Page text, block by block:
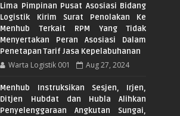
Lima Pimpinan Pusat Asosiasi Bidang
Logistik Kirim Surat Penolakan Ke
Menhub Terkait RPM Yang Tidak
Menyertakan Peran Asosiasi Dalam
Penetapan Tarif Jasa Kepelabuhanan
Warta Logistik 001 Aug 27, 2024
Menhub Instruksikan Sesjen, Irjen,
Ditjen Hubdat dan Hubla Alihkan
Penyelenggaraan Angkutan Sungai,